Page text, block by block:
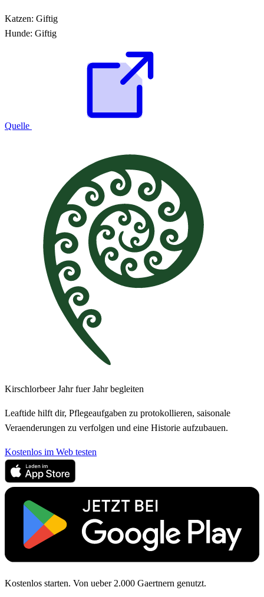
Katzen: Giftig
Hunde: Giftig
Quelle
Kirschlorbeer Jahr fuer Jahr begleiten
Leaftide hilft dir, Pflegeaufgaben zu protokollieren, saisonale
Veraenderungen zu verfolgen und eine Historie aufzubauen.
Kostenlos im Web testen
Kostenlos starten. Von ueber 2.000 Gaertnern genutzt.